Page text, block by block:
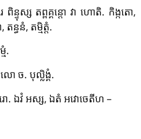
េ ពិន្ទុស្ស តព្ពគ្គន្តោ វា ហោតិ. កិង្កតោ,
ធនំ, តម្មិត្តំ.
.
លោ ច. បុល្លិង្គំ.
ោ. ឯវំ អស្ស, ឯតំ អវោចេតីហ –